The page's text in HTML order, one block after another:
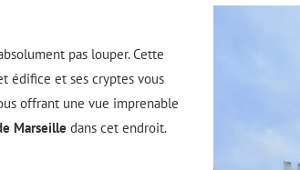
pas louper. Cette
édifice et ses cryptes vous
offrant une vue imprenable
Marseille dans cet endroit.